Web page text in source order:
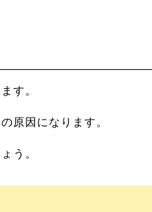
す。
原因になります。
う。